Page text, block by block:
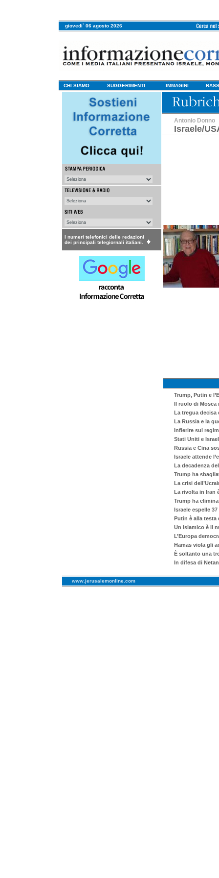
giovedi` 06 agosto 2026
CHI SIAMO SUGGERIMENTI IMMAGINI
I numeri telefonici delle redazioni
dei principali telegiornali italiani.
Antonio Donno
Israele/
Trump, Putin e
Il ruolo di Mosca
La tregua decisa
La Russia e la
Infierire sul
Stati Uniti e
Russia e Cina
Israele attende
La decadenza
Trump ha
La crisi
La rivolta in Iran
Trump ha
Israele espelle 37
Putin è alla testa
Un islamico è il
L’Europa
Hamas viola gli
È soltanto una
In difesa di
www.jerusalemonline.com